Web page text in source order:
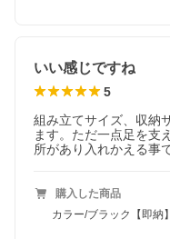
いい感じですね
5
組み立てサイズ、収納
ます。ただ一点足を支
所があり入れかえる事
購入した商品
カラー/ブラック【即納】